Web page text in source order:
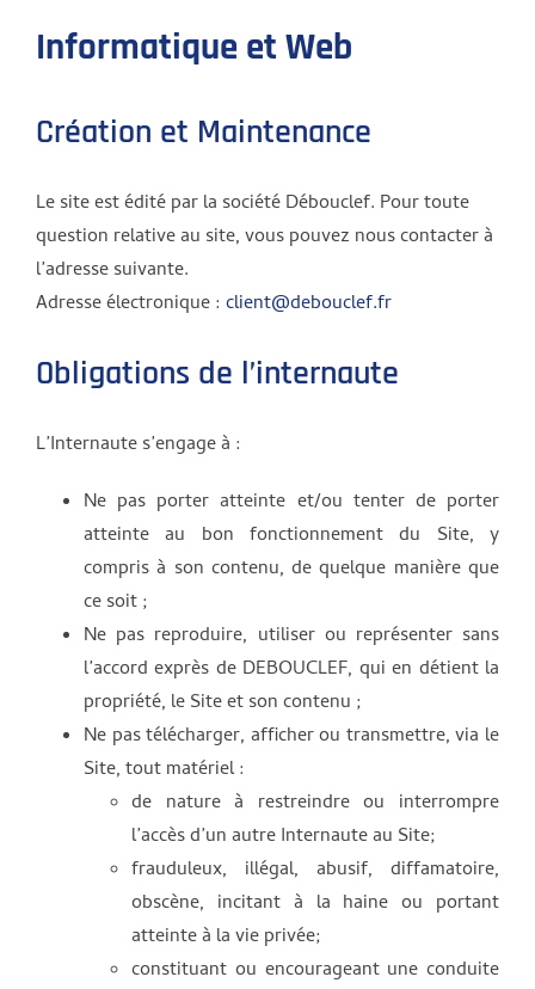
Informatique et Web
Création et Maintenance
Le site est édité par la société Débouclef. Pour toute
question relative au site, vous pouvez nous contacter à
l’adresse suivante.
Adresse électronique : client@debouclef.fr
Obligations de l’internaute
L’Internaute s’engage à :
Ne pas porter atteinte et/ou tenter de porter
atteinte au bon fonctionnement du Site, y
compris à son contenu, de quelque manière que
ce soit ;
Ne pas reproduire, utiliser ou représenter sans
l’accord exprès de DEBOUCLEF, qui en détient la
propriété, le Site et son contenu ;
Ne pas télécharger, afficher ou transmettre, via le
Site, tout matériel :
de nature à restreindre ou interrompre
l’accès d’un autre Internaute au Site;
frauduleux, illégal, abusif, diffamatoire,
obscène, incitant à la haine ou portant
atteinte à la vie privée;
constituant ou encourageant une conduite